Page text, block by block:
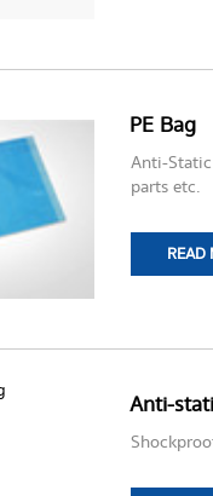
PE Bag
Anti-
parts etc.
READ
Anti-